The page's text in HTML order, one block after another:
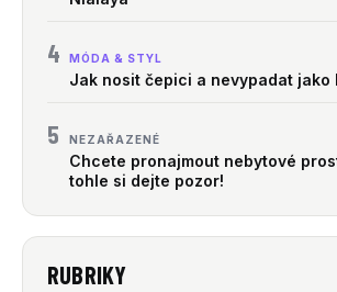
4 MÓDA & STYL
Jak nosit čepici a nevypadat jako
5 NEZAŘAZENÉ
Chcete pronajmout nebytové
tohle si dejte pozor!
RUBRIKY